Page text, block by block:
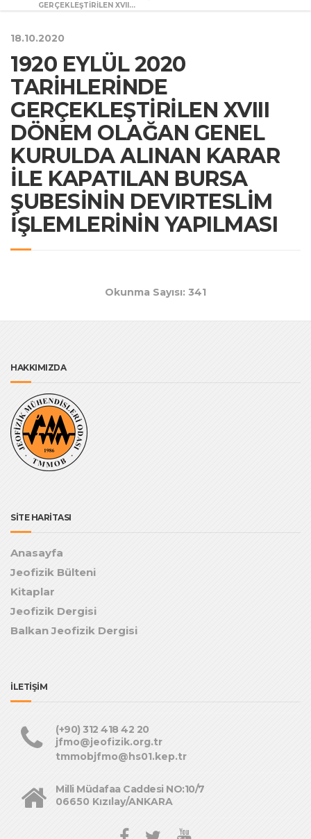
GERÇEKLEŞTİRİLEN XVII...
18.10.2020
1920 EYLÜL 2020
TARİHLERİNDE
GERÇEKLEŞTİRİLEN XVIII
DÖNEM OLAĞAN GENEL
KURULDA ALINAN KARAR
İLE KAPATILAN BURSA
ŞUBESİNİN DEVIRTESLİM
İŞLEMLERİNİN YAPILMASI
Okunma Sayısı: 341
HAKKIMIZDA
SİTE HARİTASI
Anasayfa
Jeofizik Bülteni
Kitaplar
Jeofizik Dergisi
Balkan Jeofizik Dergisi
İLETİŞİM
(+90) 312 418 42 20
jfmo@jeofizik.org.tr
tmmobjfmo@hs01.kep.tr
Milli Müdafaa Caddesi NO:10/7
06650 Kızılay/ANKARA